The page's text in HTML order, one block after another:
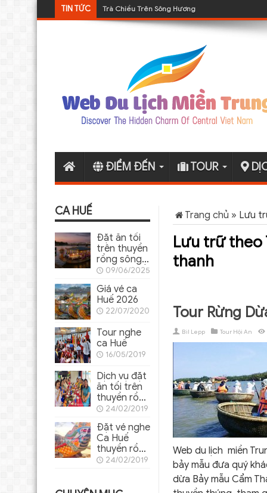
TIN TỨC Trà Chiều Trên Sông Hương
Tour DMZ 1 ngày từ Huế
ĐIỂM ĐẾN TOUR
Trang chủ » Lưu
Lưu trữ theo
thanh
Tour Rừng
Bil Lepp Tour Hội An
Web du lịch miền
bảy mẫu đưa quý
dừa Bảy mẫu Cẩm
CA HUẾ
Đặt ăn tối
trên thuyền
rồng sông
Hương Huế
ghép lẻ
09/06/2025
Giá vé ca
Huế 2026
22/07/2020
Tour nghe
ca Huế
16/05/2019
Dịch vụ đặt
ăn tối trên
thuyền rồng
Sông
24/02/2019
Đặt vé nghe
Ca Huế
thuyền rồng
trên sông
24/02/2019